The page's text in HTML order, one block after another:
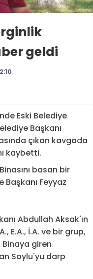
geldi
Eski Belediye
Başkanı
çıkan kavgada
kaybetti.
basan bir
Feyyaz
Abdullah Aksak'ın
E.A., İ.A. ve bir grup,
Binaya giren
Soylu'yu darp